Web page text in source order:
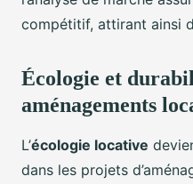
compétitif, attirant ainsi
Écologie et
aménagements
L’écologie locative
dans les projets